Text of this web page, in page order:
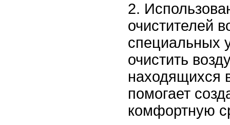
2.
очистителей
специальных
очистить
находящихся
помогает
комфортную